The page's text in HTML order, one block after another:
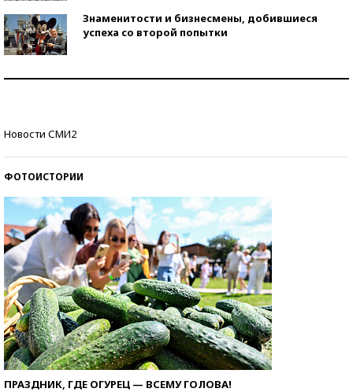
Знаменитости и бизнесмены, добившиеся
успеха со второй попытки
Новости СМИ2
ФОТОИСТОРИИ
ПРАЗДНИК, ГДЕ ОГУРЕЦ — ВСЕМУ ГОЛОВА!